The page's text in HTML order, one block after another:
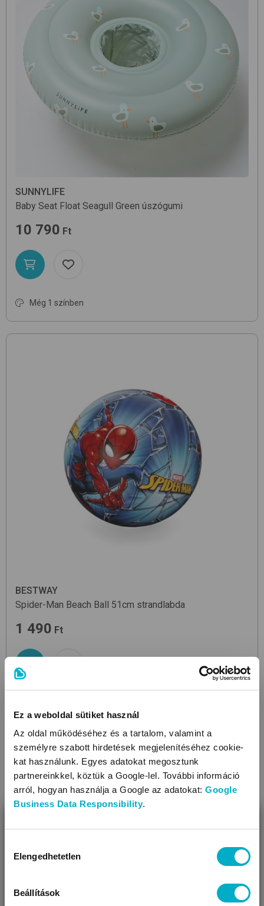
Ez a weboldal sütiket használ
Az oldal működéséhez és a tartalom, valamint a
személyre szabott hirdetések megjelenítéséhez cookie-
kat használunk. Egyes adatokat megosztunk
partnereinkkel, köztük a Google-lel. További információ
arról, hogyan használja a Google az adatokat: Google
Business Data Responsibility.
kiválasztása
Elengedhetetlen
Beállítások
SUNNYLIFE
Baby Seat Float Seagull Green úszógumi
10 790 Ft
Még 1 színben
BESTWAY
Spider-Man Beach Ball 51cm strandlabda
1 490 Ft
Úgy látjuk, most jársz nálunk először!